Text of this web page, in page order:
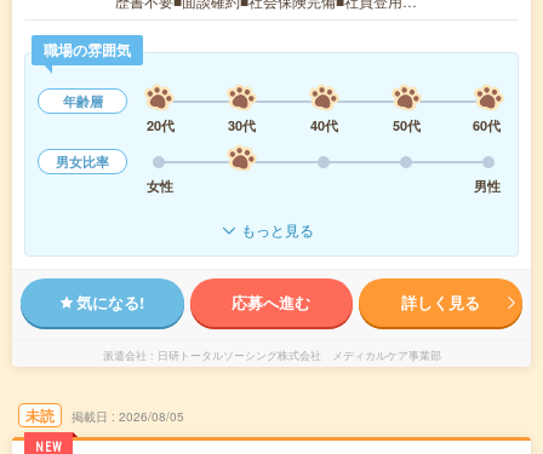
職場の雰囲気
年齢層
20代
30代 40代 50代
60代
男女比率
女性
男性
もっと見る
気になる! 応募へ進む 詳しく見る
派遣会社 日研トータルソーシング株式会社 メディカルケア事業部
未読
NEW
掲載日 2026/08/05